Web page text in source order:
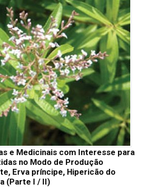
e Medicinais com Interesse para
no Modo de Produção
Erva príncipe, Hipericão do
(Parte I / II)